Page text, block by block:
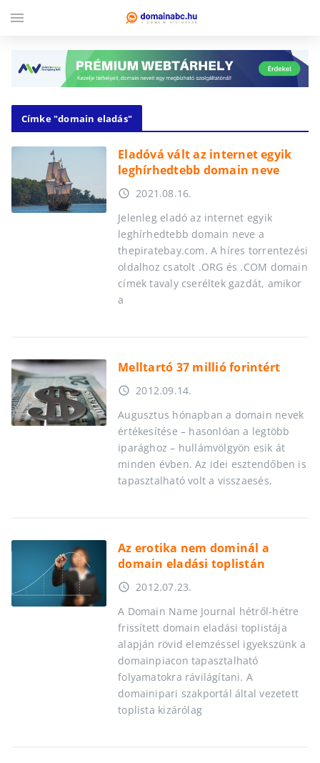
Címke "domain eladás"
Eladóvá vált az internet egyik
leghírhedtebb domain neve
access_time 2021.08.16.
Jelenleg eladó az internet egyik
leghírhedtebb domain neve a
thepiratebay.com. A híres torrentezési
oldalhoz csatolt .ORG és .COM domain
címek tavaly cseréltek gazdát, amikor
a
Melltartó 37 millió forintért
access_time 2012.09.14.
Augusztus hónapban a domain nevek
értékesítése – hasonlóan a legtöbb
iparághoz – hullámvölgyön esik át
minden évben. Az idei esztendőben is
tapasztalható volt a visszaesés,
Az erotika nem dominál a
domain eladási toplistán
access_time 2012.07.23.
A Domain Name Journal hétről-hétre
frissített domain eladási toplistája
alapján rövid elemzéssel igyekszünk a
domainpiacon tapasztalható
folyamatokra rávilágítani. A
domainipari szakportál által vezetett
toplista kizárólag
menu